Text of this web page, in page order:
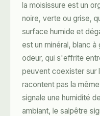
la moisissure est un
noire, verte ou grise,
surface humide et
est un minéral, blanc
odeur, qui s'effrite
peuvent coexister sur
racontent pas la
signale une humidité
ambiant, le salpêtre